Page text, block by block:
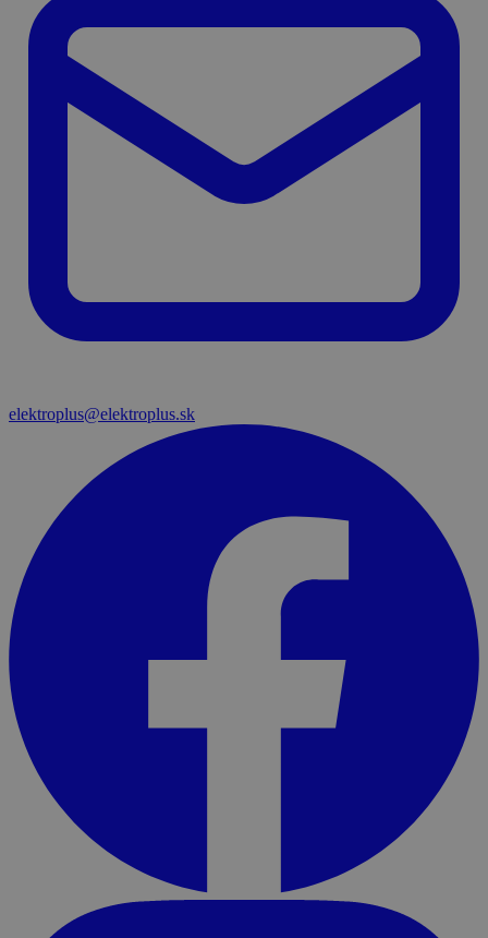
elektroplus@elektroplus.sk